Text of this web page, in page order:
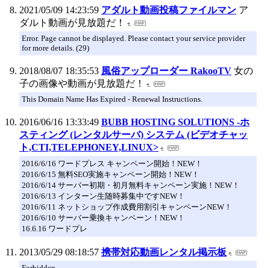
2021/05/09 14:23:59 アダルト動画投稿ファイルマン ア
ダルト動画が見放題だ！
Error. Page cannot be displayed. Please contact your service provider
for more details. (29)
2018/08/07 18:35:53 風俗アップローダー RakooTV 女の
子の画像や動画が見放題だ！
This Domain Name Has Expired - Renewal Instructions.
2016/06/16 13:33:49 BUBB HOSTING SOLUTIONS -ホ
スティング (レンタルサーバ) システム (ビデオチャッ
ト,CTI,TELEPHONEY,LINUX>
2016/6/16 ワードプレス キャンペーン開始！NEW！
2016/6/15 無料SEO実施キャンペーン開始！NEW！
2016/6/14 サーバー初期・初月無料キャンペーン実施！NEW！
2016/6/13 インターン生随時募集中ですNEW！
2016/6/11 ネットショップ作成費用割引キャンペーンNEW！
2016/6/10 サーバー乗換キャンペーン！NEW！
16.6.16 ワードプレ
2013/05/29 08:18:57 携帯対応動画レンタル掲示板